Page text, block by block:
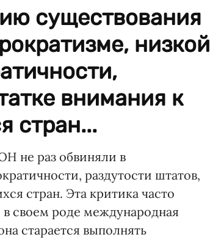
существования
низкой
внимания к
стран...
не раз обвиняли в
раздутости штатов,
стран. Эта критика часто
своем роде международная
старается выполнять